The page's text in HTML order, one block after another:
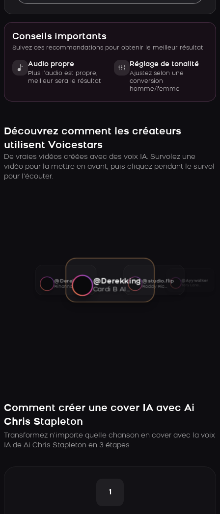
Conseils importants
Suivez ces recommandations pour obtenir le meilleur résultat
Audio propre
Plus l’audio est propre,
meilleur sera le résultat
Réglage de tonalité
Ajustez selon une
conversion
homme/femme
Découvrez comment les créateurs
utilisent Voicestars
De vraies vidéos créées avec des voix IA. Survolez une
vidéo pour la mettre en avant, puis cliquez pendant le survol
pour l’écouter.
@Derekking
Cardi B AI voice
@studio.flip
Roddy Ricch AI voice
@Ayywalker
@Derekking
Rihanna AI voice
Comment créer une cover IA avec Ai
Chris Stapleton
Transformez n’importe quelle chanson en cover avec la voix
IA de Ai Chris Stapleton en 3 étapes
1